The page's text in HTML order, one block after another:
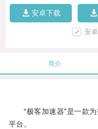
安卓下载
安
简介
“极客加速器”是一款为
平台。